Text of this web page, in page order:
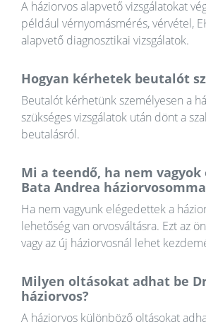
A háziorvos alapvető vizsgálatokat
például vérnyomásmérés, vérvétel,
alapvető diagnosztikai vizsgálatok.
Hogyan kérhetek beutalót
Beutalót kérhetünk személyesen a
szükséges vizsgálatok után dönt a
beutalásról.
Mi a teendő, ha nem
Bata Andrea
Ha nem vagyunk elégedettek a
lehetőség van orvosváltásra. Ezt az
vagy az új háziorvosnál lehet
Milyen oltásokat adhat be
háziorvos?
A háziorvos különböző oltásokat